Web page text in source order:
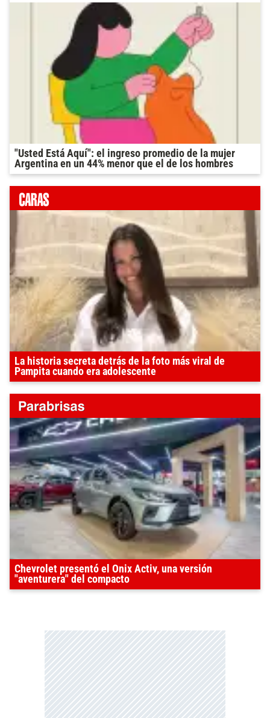
"Usted Está Aquí": el ingreso promedio de la mujer
Argentina en un 44% menor que el de los hombres
La historia secreta detrás de la foto más viral de
Pampita cuando era adolescente
Chevrolet presentó el Onix Activ, una versión
"aventurera" del compacto